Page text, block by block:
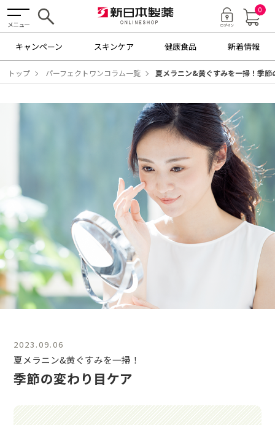
メニュー
0
キャンペーン スキンケア 健康食品 新着情報
トップ パーフェクトワンコラム一覧 夏メラニン&黄ぐすみを一掃！季節
2023.09.06
夏メラニン&黄ぐすみを一掃！
季節の変わり目ケア